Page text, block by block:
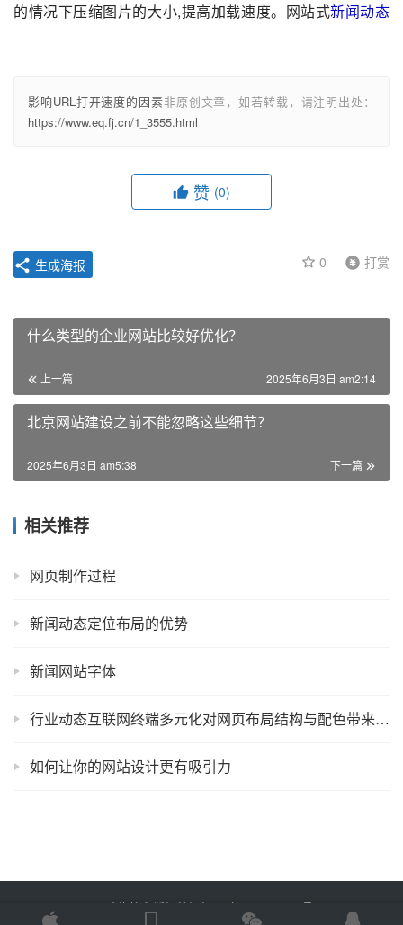
的情况下压缩图片的大小,提高加载速度。网站式新闻动态
影响URL打开速度的因素非原创文章，如若转载，请注明出处：
https://www.eq.fj.cn/1_3555.html
赞 (0)
0 打赏
生成海报
什么类型的企业网站比较好优化？
上一篇 2025年6月3日 am2:14
北京网站建设之前不能忽略这些细节？
下一篇
2025年6月3日 am5:38
相关推荐
网页制作过程
新闻动态定位布局的优势
新闻网站字体
行业动态互联网终端多元化对网页布局结构与配色带来新挑战
如何让你的网站设计更有吸引力
Copyright © 2025 金海技术 版权所有 鲁ICP备2022012774号-2